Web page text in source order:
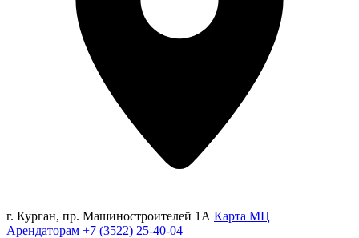
г. Курган, пр. Машиностроителей 1А Карта МЦ
Арендаторам +7 (3522) 25-40-04